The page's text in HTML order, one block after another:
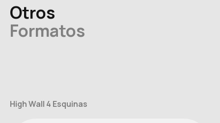
Otros
Formatos
High Wall 4 Esquinas